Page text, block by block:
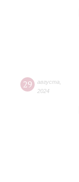
29 августа
2024